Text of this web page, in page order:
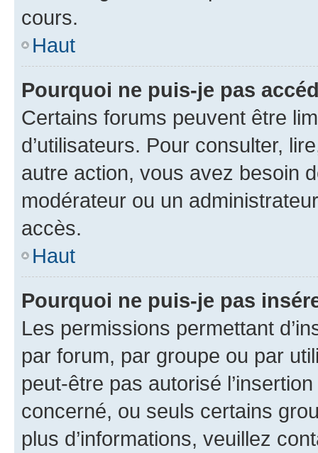
cours.
Haut
Pourquoi ne puis-je pas
Certains forums peuvent être
d’utilisateurs. Pour consulter,
autre action, vous avez besoin
modérateur ou un
accès.
Haut
Pourquoi ne puis-je pas
Les permissions permettant
par forum, par groupe ou par
peut-être pas autorisé
concerné, ou seuls certains
plus d’informations, veuillez